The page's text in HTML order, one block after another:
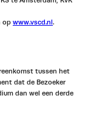
op www.vscd.nl.
tussen het
dat de Bezoeker
dan wel een derde